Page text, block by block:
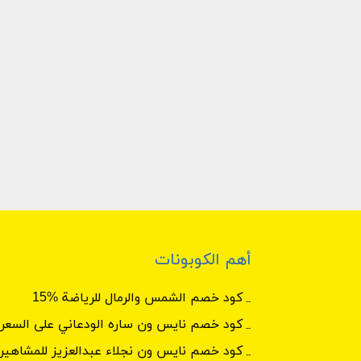
أهم الكوبونات
كود خصم الشمس والرمال للرياضة %15
كود خصم نايس ون ساره الودعاني على السعر
كود خصم نايس ون نجلاء عبدالعزيز للمشاهير